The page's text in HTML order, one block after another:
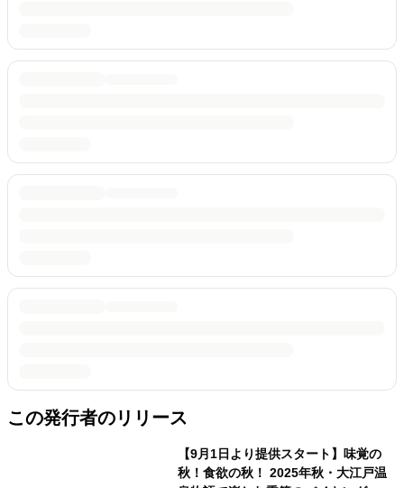
この発行者のリリース
【9月1日より提供スタート】味覚の
秋！食欲の秋！ 2025年秋・大江戸温